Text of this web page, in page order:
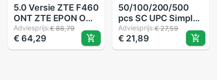
5.0 Versie ZTE F460
ONT ZTE EPON ONU
Engels Firmware
4FE + 2Tel + USB +
WIFI, ZTE optische
Adviesprijs:€ 86,79
€ 64,29
50/100/200/500
pcs SC UPC Simplex
Single-mode
glasvezel Adapter
SC glasvezel
Adviesprijs:€ 27,59
€ 21,89